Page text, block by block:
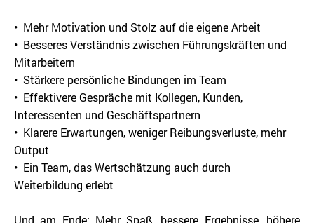
• Mehr Motivation und Stolz auf die eigene Arbeit
• Besseres Verständnis zwischen Führungskräften und
Mitarbeitern
• Stärkere persönliche Bindungen im Team
• Effektivere Gespräche mit Kollegen, Kunden,
Interessenten und Geschäftspartnern
• Klarere Erwartungen, weniger Reibungsverluste, mehr
Output
• Ein Team, das Wertschätzung auch durch
Weiterbildung erlebt
Und am Ende: Mehr Spaß, bessere Ergebnisse, höhere